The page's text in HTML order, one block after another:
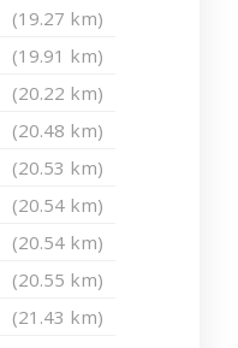
(19.27 km)
(19.91 km)
(20.22 km)
(20.48 km)
(20.53 km)
(20.54 km)
(20.54 km)
(20.55 km)
(21.43 km)